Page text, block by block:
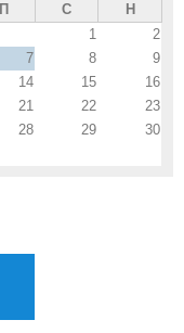
П С
Н
1
2
7 8
9
14 15
16
21 22
23
28 29
30